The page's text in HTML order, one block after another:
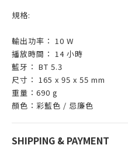
規格:
輸出功率： 10 W
播放時間： 14 小時
藍牙： BT 5.3
尺寸： 165 x 95 x 55 mm
重量：690 g
顏色：彩藍色 / 忌廉色
SHIPPING & PAYMENT